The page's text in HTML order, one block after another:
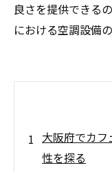
良さを提供できる
における空調設備
大阪府でカ
性を探る